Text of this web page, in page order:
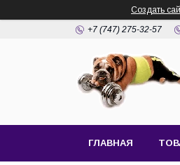
Создать
+7 (747) 275-32-57
ГЛАВНАЯ